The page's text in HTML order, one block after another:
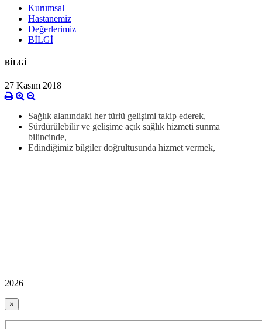
Kurumsal
Hastanemiz
Değerlerimiz
BİLGİ
BİLGİ
27 Kasım 2018
Sağlık alanındaki her türlü gelişimi takip ederek,
Sürdürülebilir ve gelişime açık sağlık hizmeti sunma
bilincinde,
Edindiğimiz bilgiler doğrultusunda hizmet vermek,
2026
×